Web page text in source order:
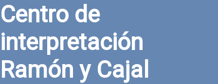
Centro de
interpretación
Ramón y Cajal